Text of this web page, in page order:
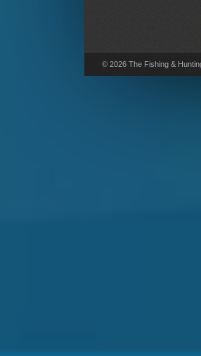
© 2026 The Fishing &